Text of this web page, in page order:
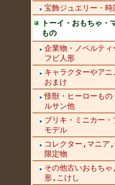
宝飾ジュエリー・時
トーイ・おもちゃ・
もの
企業物・ノベルティ
フビ人形
キャラクターやアニ
おまけ
怪獣・ヒーローも
ルサン他
ブリキ・ミニカー・
モデル
コレクター,マニア
限定物
その他古いおもち
形,こけし